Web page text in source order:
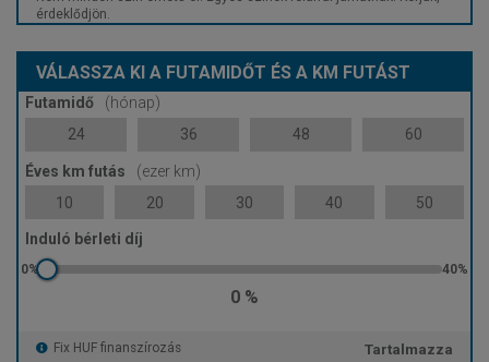
érdeklődjön.
VÁLASSZA KI A FUTAMIDŐT ÉS A KM FUTÁST
Futamidő
(hónap)
24
36 48 60
Éves km futás
(ezer km)
10
20 30 40 50
Induló bérleti díj
0 %
Fix HUF finanszírozás Tartalmazza